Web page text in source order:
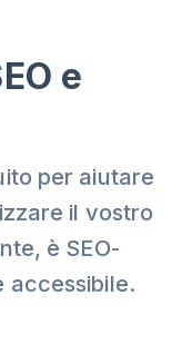
e
per aiutare
il vostro
è SEO-
accessibile.